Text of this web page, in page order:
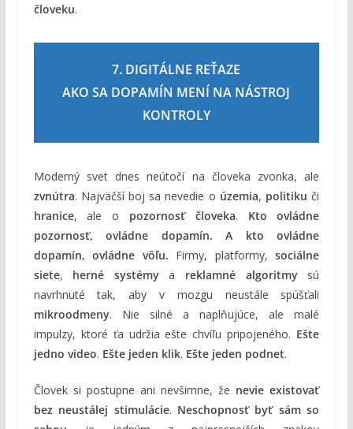
človeku.
7. DIGITÁLNE REŤAZE
AKO SA DOPAMÍN MENÍ NA NÁSTROJ
KONTROLY
Moderný svet dnes neútočí na človeka zvonka, ale
zvnútra. Najväčší boj sa nevedie o územia, politiku či
hranice, ale o pozornosť človeka. Kto ovládne
pozornosť, ovládne dopamín. A kto ovládne
dopamín, ovládne vôľu. Firmy, platformy,sociálne
siete, herné systémya reklamné algoritmysú
navrhnuté tak, aby v mozgu neustále spúšťali
mikroodmeny. Nie silné a naplňujúce, ale malé
impulzy, ktoré ťa udržia ešte chvíľu pripojeného. Ešte
jedno video. Ešte jeden klik. Ešte jeden podnet.
Človek si postupne ani nevšimne, že nevie existovať
bez neustálej stimulácie. Neschopnosť byť sám so